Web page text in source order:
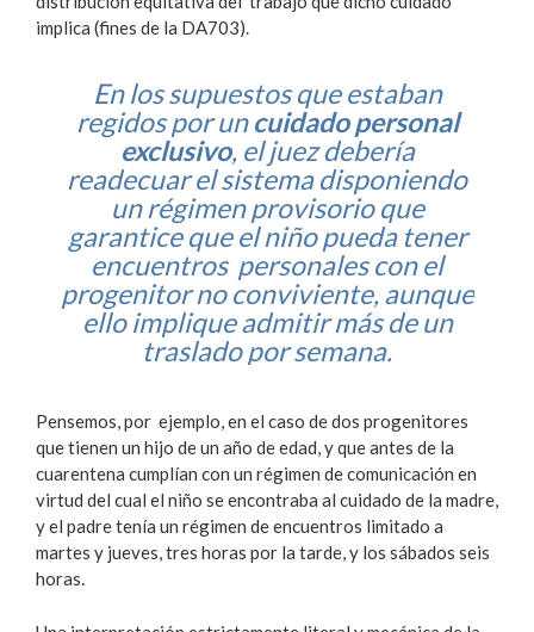
implica (fines de la DA703).
En los supuestos que estaban
regidos por uncuidado personal
exclusivo, el juez debería
readecuar el sistema disponiendo
un régimen provisorio que
garantice que el niño pueda tener
encuentros personales con el
progenitor no conviviente, aunque
ello implique admitir más de un
traslado por semana.
Pensemos, por ejemplo, en el caso de dos progenitores
que tienen un hijo de un año de edad, y que antes de la
cuarentena cumplían con un régimen de comunicación en
virtud del cual el niño se encontraba al cuidado de la madre,
y el padre tenía un régimen de encuentros limitado a
martes y jueves, tres horas por la tarde, y los sábados seis
horas.